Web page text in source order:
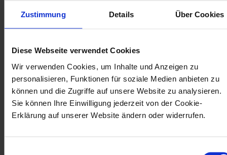
Zustimmung Details Über Cookies
Diese Webseite verwendet Cookies
Wir verwenden Cookies, um Inhalte und Anzeigen zu
personalisieren, Funktionen für soziale Medien anbieten zu
können und die Zugriffe auf unsere Website zu analysieren.
Sie können Ihre Einwilligung jederzeit von der Cookie-
Erklärung auf unserer Website ändern oder widerrufen.
Privatleben planbar bleibt.
Micro-Erholung